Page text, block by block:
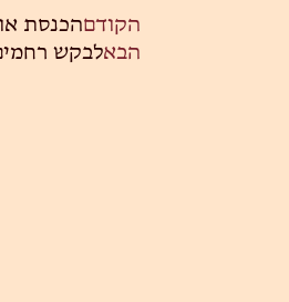
הקודםהכנסת
הבאלבקש